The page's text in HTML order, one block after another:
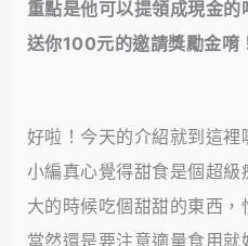
重點是他可以提領成現金
送你100元的邀請獎勵金唷
好啦！今天的介紹就到這裡
小編真心覺得甜食是個超
大的時候吃個甜甜的東西，
當然還是要注意適量食用